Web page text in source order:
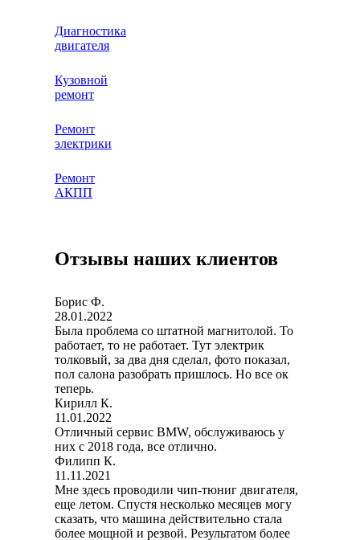
Диагностика
двигателя
Кузовной
ремонт
Ремонт
электрики
Ремонт
АКПП
Отзывы наших клиентов
Борис Ф.
28.01.2022
Была проблема со штатной магнитолой. То
работает, то не работает. Тут электрик
толковый, за два дня сделал, фото показал,
пол салона разобрать пришлось. Но все ок
теперь.
Кирилл К.
11.01.2022
Отличный сервис BMW, обслуживаюсь у
них с 2018 года, все отлично.
Филипп К.
11.11.2021
Мне здесь проводили чип-тюниг двигателя,
еще летом. Спустя несколько месяцев могу
сказать, что машина действительно стала
более мощной и резвой. Результатом более